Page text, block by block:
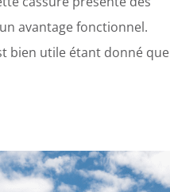
avantage fonctionnel.
bien utile étant donné que